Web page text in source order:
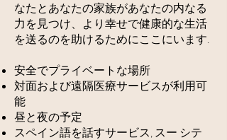
なたとあなたの家族があなたの内なる
力を見つけ、より幸せで健康的な生活
を送るのを助けるためにここにいます.
安全でプライベートな場所
対面および遠隔医療サービスが利用可
能
昼と夜の予定
スペイン語を話すサービス, スー シテ